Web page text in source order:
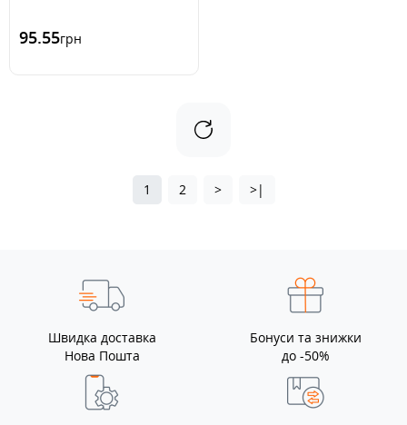
95.55грн
1 2 > >|
Швидка доставка
Нова Пошта
Бонуси та знижки
до -50%